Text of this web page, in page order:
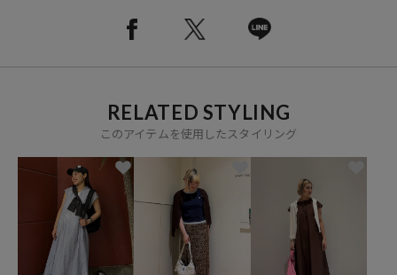
●同シリーズのトップスと(サマーウールブレンド とろみ ステッチ ロ
いスタイリングになります
おすすめのコーディネート
ワイドボトムやジャケットのインとしてもバランスよく着まわせる万
能カットソー。
シンプルなトップスに肩掛けや腰巻スタイルするのもおすすめ。
着回しが利く、汎用性の高さでシーズンレスで着用できる優秀なトッ
RELATED STYLING
このアイテムを使用したスタイリング